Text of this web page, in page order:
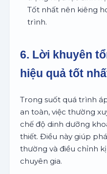
Tốt nhất nên kiêng
trình.
6. Lời khuyên
hiệu quả tốt
Trong suốt quá trình
an toàn, việc thường
chế độ dinh dưỡng
thiết. Điều này giúp
thường và điều chỉnh
chuyên gia.